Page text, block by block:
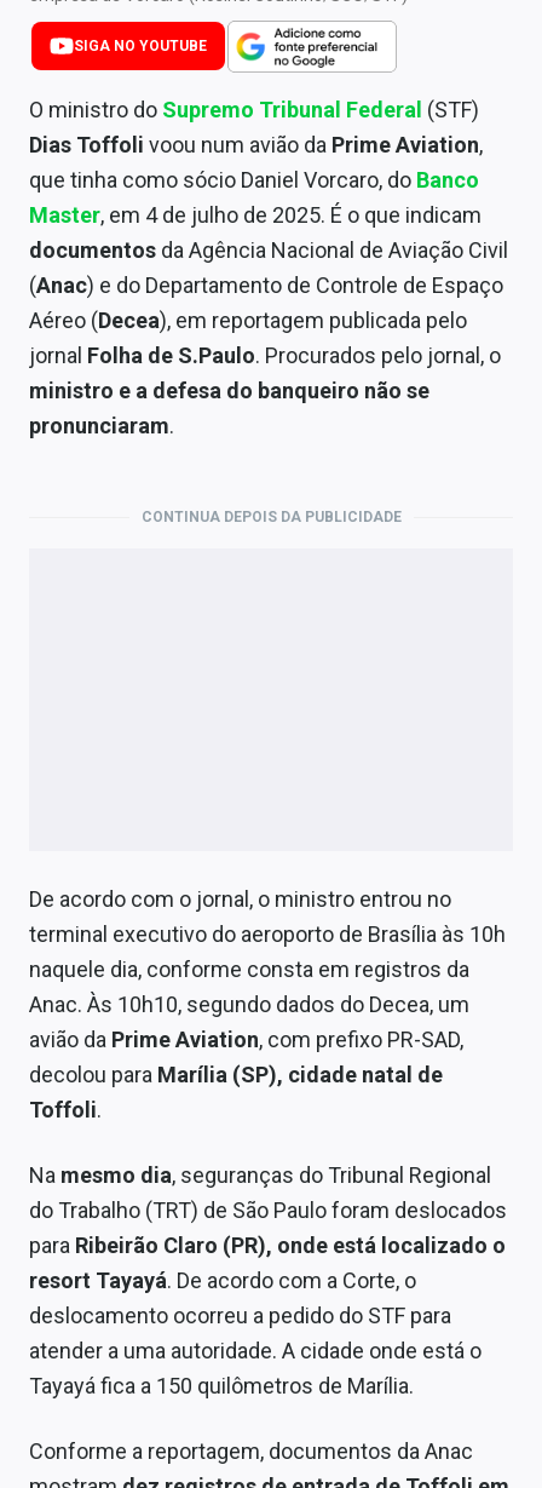
Central dos IPOs
Renda Fixa
Mercados
Empresas
Política
Colunas
Contato
SIGA NO YOUTUBE
O ministro do Supremo Tribunal Federal (STF)
Dias Toffoli voou num avião da Prime Aviation,
que tinha como sócio Daniel Vorcaro, do Banco
Master, em 4 de julho de 2025. É o que indicam
documentos da Agência Nacional de Aviação Civil
(Anac) e do Departamento de Controle de Espaço
Aéreo (Decea), em reportagem publicada pelo
jornal Folha de S.Paulo. Procurados pelo jornal, o
ministro e a defesa do banqueiro não se
pronunciaram.
CONTINUA DEPOIS DA PUBLICIDADE
De acordo com o jornal, o ministro entrou no
terminal executivo do aeroporto de Brasília às 10h
naquele dia, conforme consta em registros da
Anac. Às 10h10, segundo dados do Decea, um
avião da Prime Aviation, com prefixo PR-SAD,
decolou para Marília (SP), cidade natal de
Toffoli.
Na mesmo dia, seguranças do Tribunal Regional
do Trabalho (TRT) de São Paulo foram deslocados
para Ribeirão Claro (PR), onde está localizado o
resort Tayayá. De acordo com a Corte, o
deslocamento ocorreu a pedido do STF para
atender a uma autoridade. A cidade onde está o
Tayayá fica a 150 quilômetros de Marília.
Conforme a reportagem, documentos da Anac